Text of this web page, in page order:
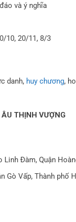
và ý nghĩa
10, 20/11, 8/3
danh, huy chương,
THỊNH VƯỢNG
Linh Đàm, Quận
Gò Vấp, Thành phố